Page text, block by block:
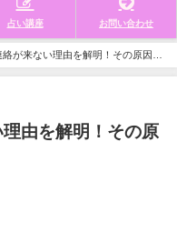
占い講座 お問い合わせ
が来ない理由を解明！その原因と
由を解明！その原